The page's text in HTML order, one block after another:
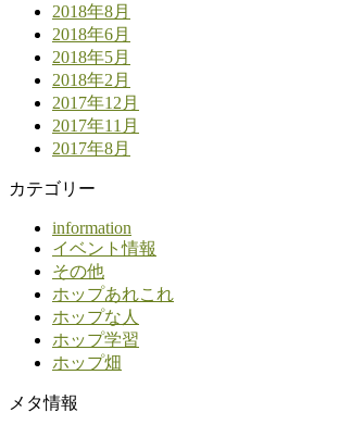
2018年8月
2018年6月
2018年5月
2018年2月
2017年12月
2017年11月
2017年8月
カテゴリー
information
イベント情報
その他
ホップあれこれ
ホップな人
ホップ学習
ホップ畑
メタ情報